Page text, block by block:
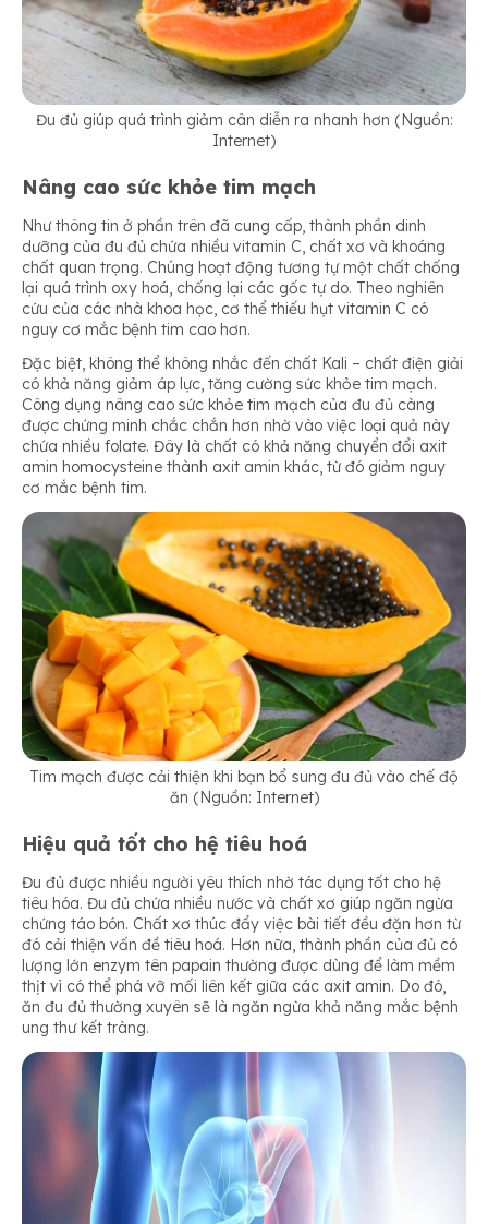
Đu đủ giúp quá trình giảm cân diễn ra nhanh hơn (Nguồn:
Internet)
Nâng cao sức khỏe tim mạch
Như thông tin ở phần trên đã cung cấp, thành phần dinh
dưỡng của đu đủ chứa nhiều vitamin C, chất xơ và khoáng
chất quan trọng. Chúng hoạt động tương tự một chất chống
lại quá trình oxy hoá, chống lại các gốc tự do. Theo nghiên
cứu của các nhà khoa học, cơ thể thiếu hụt vitamin C có
nguy cơ mắc bệnh tim cao hơn.
Đặc biệt, không thể không nhắc đến chất Kali – chất điện giải
có khả năng giảm áp lực, tăng cường sức khỏe tim mạch.
Công dụng nâng cao sức khỏe tim mạch của đu đủ càng
được chứng minh chắc chắn hơn nhờ vào việc loại quả này
chứa nhiều folate. Đây là chất có khả năng chuyển đổi axit
amin homocysteine thành axit amin khác, từ đó giảm nguy
cơ mắc bệnh tim.
Tim mạch được cải thiện khi bạn bổ sung đu đủ vào chế độ
ăn (Nguồn: Internet)
Hiệu quả tốt cho hệ tiêu hoá
Đu đủ được nhiều người yêu thích nhờ tác dụng tốt cho hệ
tiêu hóa. Đu đủ chứa nhiều nước và chất xơ giúp ngăn ngừa
chứng táo bón. Chất xơ thúc đẩy việc bài tiết đều đặn hơn từ
đó cải thiện vấn đề tiêu hoá. Hơn nữa, thành phần của đủ có
lượng lớn enzym tên papain thường được dùng để làm mềm
thịt vì có thể phá vỡ mối liên kết giữa các axit amin. Do đó,
ăn đu đủ thường xuyên sẽ là ngăn ngừa khả năng mắc bệnh
ung thư kết tràng.